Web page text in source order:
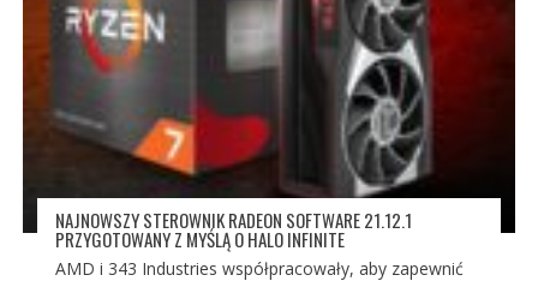
NAJNOWSZY STEROWNIK RADEON SOFTWARE 21.12.1
PRZYGOTOWANY Z MYŚLĄ O HALO INFINITE
AMD i 343 Industries współpracowały, aby zapewnić